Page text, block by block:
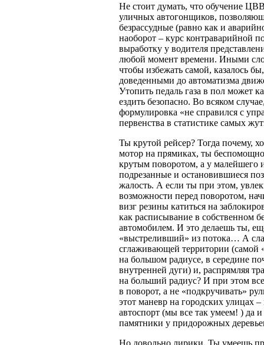
Не стоит думать, что обучение
уличных автогонщиков,
безрассудные (равно как и
наоборот – курс контраварийной
выработку у водителя
любой момент времени. Иными
чтобы избежать самой, казалось
доведенными до автоматизма
Утопить педаль газа в пол может
ездить безопасно. Во всяком
формулировка «не справился с
первенства в статистике самых
Ты крутой рейсер? Тогда почему,
мотор на прямиках, ты
крутым поворотом, а у малейшего
подрезанные и остановившиеся
жалость. А если ты при этом,
возможности перед поворотом,
визг резины катиться на
как расписывание в собственном
автомобилем. И это делаешь ты,
«выстреливший» из потока… А
сглаживающей территории (самой
на большом радиусе, в середине
внутренней дуги) и, распрямляя
на больший радиус? И при этом
в поворот, а не «подкручивать»
этот маневр на городских улицах –
автоспорт (мы все так умеем! ) да
памятники у придорожных
Но довольно лирики. Ты умеешь